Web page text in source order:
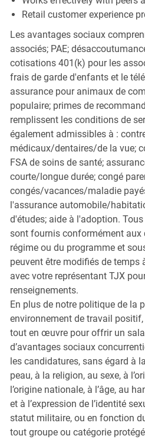
Retail customer experience
Les avantages sociaux
associés; PAE;
cotisations 401(k) pour les
frais de garde d'enfants et le
assurance pour animaux de
populaire; primes de
remplissent les conditions de
également admissibles à :
médicaux/dentaires/de la vue;
FSA de soins de santé;
courte/longue durée; congé
congés/vacances/maladie
l'assurance automobile/
d'études; aide à l'adoption.
sont fournis conformément
régime ou du programme et
peuvent être modifiés de temps
avec votre représentant TJX
renseignements.
En plus de notre politique de la
environnement de travail
tout en œuvre pour offrir un
d’avantages sociaux
les candidatures, sans égard à
peau, à la religion, au sexe, à
l’origine nationale, à l’âge, au
et à l’expression de l’identité
statut militaire, ou en fonction
tout groupe ou catégorie